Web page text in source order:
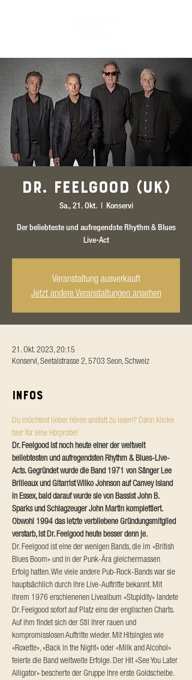
Dr. Feelgood (UK)
Sa., 21. Okt.
  |
Konservi
Der beliebteste und aufregendste Rhythm & Blues
Live-Act
Veranstaltung ausverkauft
Jetzt andere Veranstaltungen ansehen
21. Okt. 2023, 20:15
Konservi, Seetalstrasse 2, 5703 Seon, Schweiz
Infos
Du möchtest lieber hören anstatt zu lesen? Dann klicke
hier für eine Hörprobe!
Dr. Feelgood ist noch heute einer der weltweit
beliebtesten und aufregendsten Rhythm & Blues-Live-
Acts. Gegründet wurde die Band 1971 von Sänger Lee
Brilleaux und Gitarrist Wilko Johnson auf Canvey Island
in Essex, bald darauf wurde sie von Bassist John B.
Sparks und Schlagzeuger John Martin komplettiert.
Obwohl 1994 das letzte verbliebene Gründungsmitglied
verstarb, ist Dr. Feelgood heute besser denn je.
Dr. Feelgood ist eine der wenigen Bands, die im «British
Blues Boom» und in der Punk-Ära gleichermassen
Erfolg hatten. Wie viele andere Pub-Rock-Bands war sie
hauptsächlich durch ihre Live-Auftritte bekannt. Mit
ihrem 1976 erschienenen Livealbum «Stupidity» landete
Dr. Feelgood sofort auf Platz eins der englischen Charts.
Auf ihm findet sich der Stil ihrer rauen und
kompromisslosen Auftritte wieder. Mit Hitsingles wie
«Roxette», «Back in the Night» oder «Milk and Alcohol»
feierte die Band weltweite Erfolge. Der Hit «See You Later
Alligator» bescherte der Gruppe ihre erste Goldscheibe.